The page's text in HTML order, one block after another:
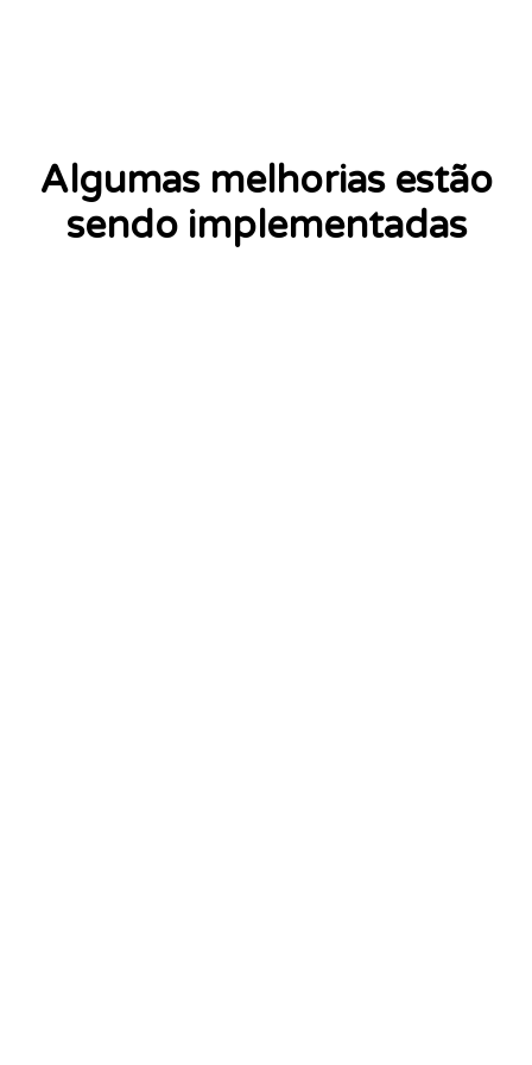
Algumas melhorias estão
sendo implementadas